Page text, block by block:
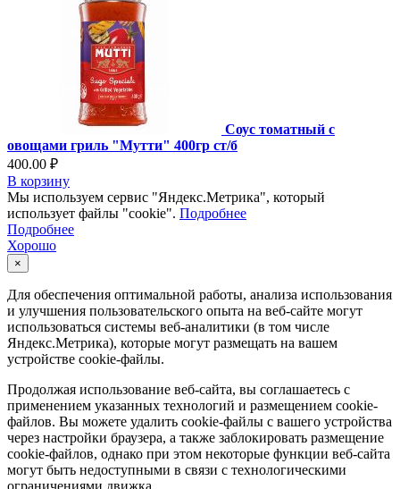
Соус томатный с
овощами гриль "Мутти" 400гр ст/б
400.00 ₽
В корзину
Мы используем сервис "Яндекс.Метрика", который
использует файлы "cookie". Подробнее
Подробнее
Хорошо
×
Для обеспечения оптимальной работы, анализа использования
и улучшения пользовательского опыта на веб-сайте могут
использоваться системы веб-аналитики (в том числе
Яндекс.Метрика), которые могут размещать на вашем
устройстве cookie-файлы.
Продолжая использование веб-сайта, вы соглашаетесь с
применением указанных технологий и размещением cookie-
файлов. Вы можете удалить cookie-файлы с вашего устройства
через настройки браузера, а также заблокировать размещение
cookie-файлов, однако при этом некоторые функции веб-сайта
могут быть недоступными в связи с технологическими